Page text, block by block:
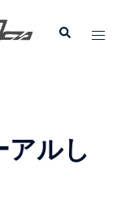
アルし